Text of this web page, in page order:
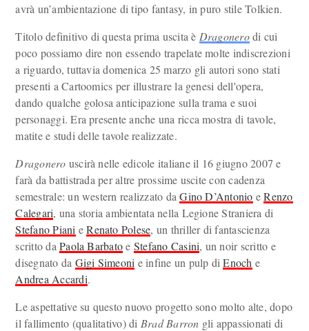
avrà un’ambientazione di tipo fantasy, in puro stile Tolkien.
Titolo definitivo di questa prima uscita è Dragonerodi cui
poco possiamo dire non essendo trapelate molte indiscrezioni
a riguardo, tuttavia domenica 25 marzo gli autori sono stati
presenti a Cartoomics per illustrare la genesi dell'opera,
dando qualche golosa anticipazione sulla trama e suoi
personaggi. Era presente anche una ricca mostra di tavole,
matite e studi delle tavole realizzate.
Dragonero uscirà nelle edicole italiane il 16 giugno 2007 e
farà da battistrada per altre prossime uscite con cadenza
semestrale: un western realizzato daGino D’Antonio eRenzo
Calegari, una storia ambientata nella Legione Straniera di
Stefano Piani eRenato Polese, un thriller di fantascienza
scritto daPaola Barbatoe Stefano Casini, un noir scritto e
disegnato da Gigi Simeoni e infine un pulp diEnoch e
Andrea Accardi.
Le aspettative su questo nuovo progetto sono molto alte, dopo
il fallimento (qualitativo) di Brad Barron gli appassionati di